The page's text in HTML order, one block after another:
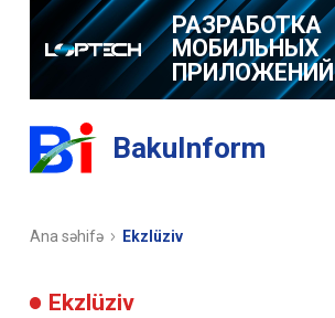
РАЗРАБОТКА
МОБИЛЬНЫХ
ПРИЛОЖЕНИЙ
BakuInform
Ana səhifə Ekzlüziv
Ekzlüziv